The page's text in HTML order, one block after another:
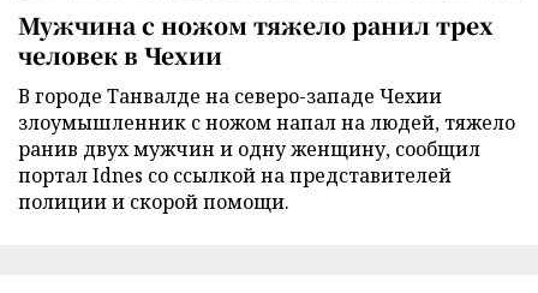
Мужчина с ножом тяжело ранил трех
человек в Чехии
В городе Танвалде на северо-западе Чехии
злоумышленник с ножом напал на людей, тяжело
ранив двух мужчин и одну женщину, сообщил
портал Idnes со ссылкой на представителей
полиции и скорой помощи.